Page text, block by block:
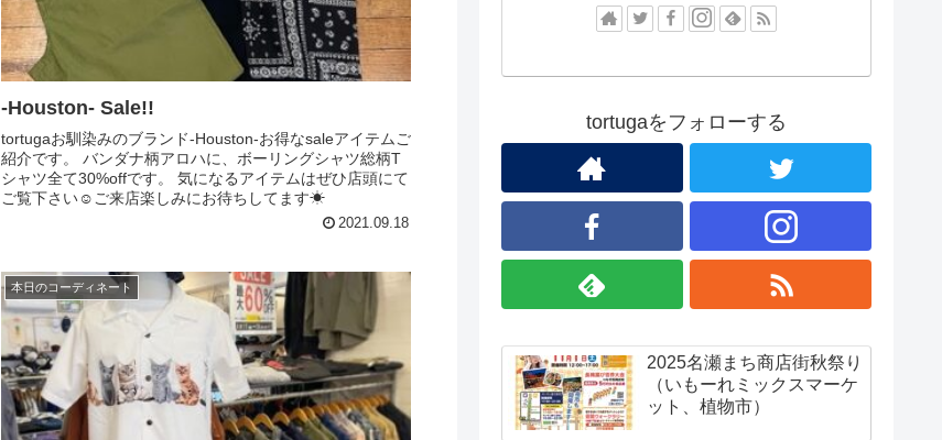
-Houston- Sale!!
tortugaお馴染みのブランド-Houston-お得なsaleアイテムご
紹介です。 バンダナ柄アロハに、ボーリングシャツ総柄T
シャツ全て30%offです。 気になるアイテムはぜひ店頭にて
ご覧下さい☺︎︎︎︎ご来店楽しみにお待ちしてます☀︎
2021.09.18
本日のコーディネート
tortugaをフォローする
2025名瀬まち商店街秋祭り
（いもーれミックスマーケ
ット、植物市）